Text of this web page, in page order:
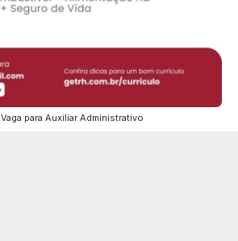
Vaga para Auxiliar Administrativo